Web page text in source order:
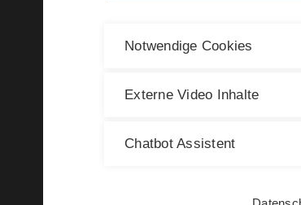
Rechtliche
Datenschutz
Barrierefreiheit
Notwendige Cookies
Externe Video Inhalte
Chatbot Assistent